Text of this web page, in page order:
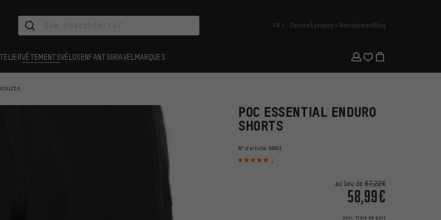
français
FR ServiceÀ propos RecrutementBlog
VÊTEMENTSVÉLOSENFANTSGRAVEL MARQUES
POC ESSENTIAL ENDURO
SHORTS
N° d'article: 69851
1
au lieu de 67,22€
58,99€
excl. frais de port